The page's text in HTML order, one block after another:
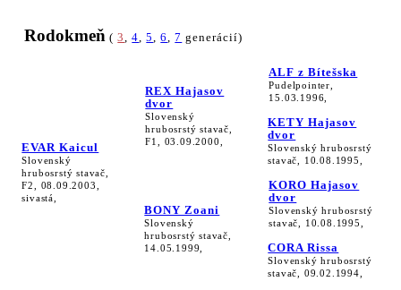
Rodokmeň (3,4,5,6,7 generácií)
EVAR Kaicul
Slovenský
hrubosrstý stavač,
F2, 08.09.2003,
sivastá,
REX Hajasov
dvor
Slovenský
hrubosrstý stavač,
F1, 03.09.2000,
ALF z Bítešska
Pudelpointer,
15.03.1996,
KETY Hajasov
dvor
Slovenský hrubosrstý
stavač, 10.08.1995,
BONY Zoani
Slovenský
hrubosrstý stavač,
14.05.1999,
KORO Hajasov
dvor
Slovenský hrubosrstý
stavač, 10.08.1995,
CORA Rissa
Slovenský hrubosrstý
stavač, 09.02.1994,